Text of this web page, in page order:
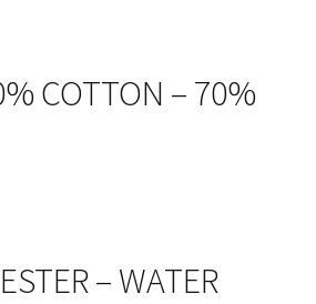
COTTON – 70%
– WATER